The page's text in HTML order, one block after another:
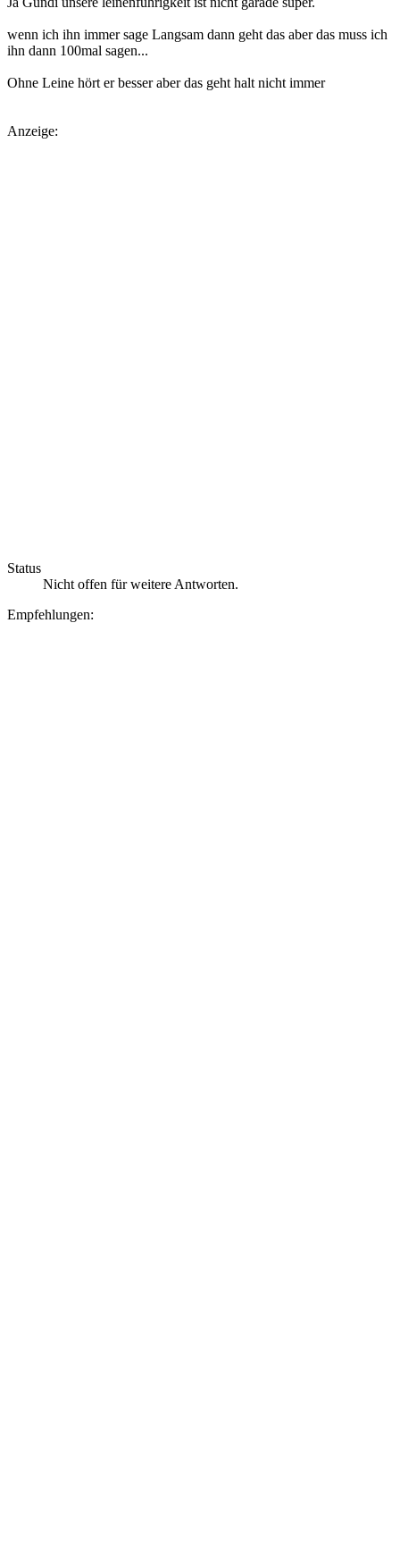
wenn ich ihn immer sage Langsam dann geht das aber das muss ich
ihn dann 100mal sagen...
Ohne Leine hört er besser aber das geht halt nicht immer
Anzeige:
Status
Nicht offen für weitere Antworten.
Empfehlungen: